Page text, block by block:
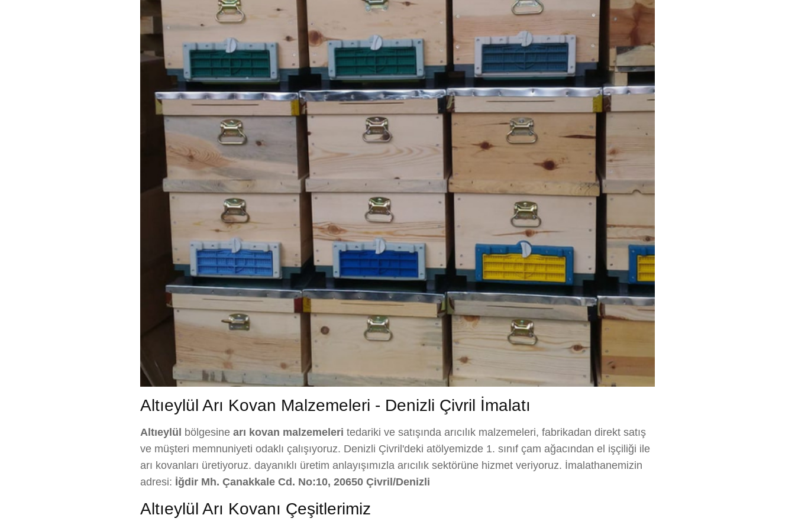
Altıeylül Arı Kovan Malzemeleri - Denizli Çivril İmalatı
Altıeylül bölgesine arı kovan malzemeleri tedariki ve satışında arıcılık malzemeleri, fabrikadan direkt satış
ve müşteri memnuniyeti odaklı çalışıyoruz. Denizli Çivril'deki atölyemizde 1. sınıf çam ağacından el işçiliği ile
arı kovanları üretiyoruz. dayanıklı üretim anlayışımızla arıcılık sektörüne hizmet veriyoruz. İmalathanemizin
adresi: İğdir Mh. Çanakkale Cd. No:10, 20650 Çivril/Denizli
Altıeylül Arı Kovanı Çeşitlerimiz